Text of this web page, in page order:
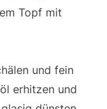
Topf mit
und fein
erhitzen und